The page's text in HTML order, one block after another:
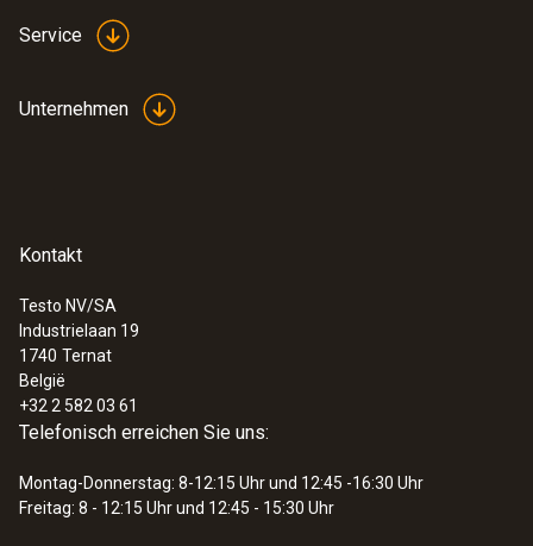
Service
Unternehmen
Kontakt
Testo NV/SA
Industrielaan 19
1740 Ternat
België
+32 2 582 03 61
Telefonisch erreichen Sie uns:
Montag-Donnerstag: 8-12:15 Uhr und 12:45 -16:30 Uhr
Freitag: 8 - 12:15 Uhr und 12:45 - 15:30 Uhr